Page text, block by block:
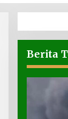
Berita